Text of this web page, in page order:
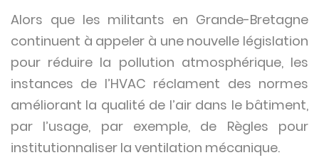
Alors que les militants en Grande-Bretagne
continuent à appeler à une nouvelle législation
pour réduire la pollution atmosphérique, les
instances de l’HVAC réclament des normes
améliorant la qualité de l’air dans le bâtiment,
par l’usage, par exemple, de Règles pour
institutionnaliser la ventilation mécanique.